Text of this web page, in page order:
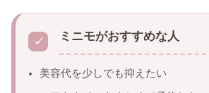
ミニモがおすすめな人
美容代を少しでも抑えたい